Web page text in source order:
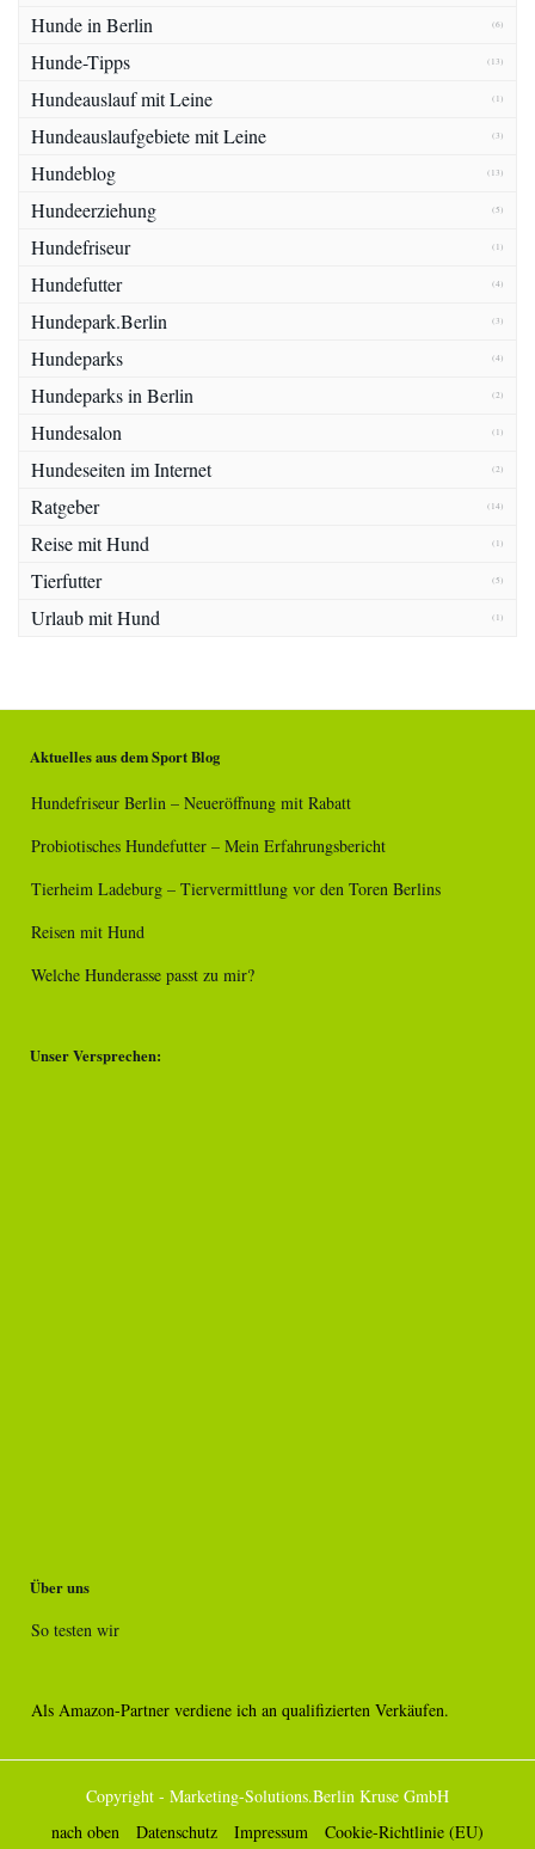
Hunde in Berlin (6)
Hunde-Tipps (13)
Hundeauslauf mit Leine (1)
Hundeauslaufgebiete mit Leine (3)
Hundeblog (13)
Hundeerziehung (5)
Hundefriseur (1)
Hundefutter (4)
Hundepark.Berlin (3)
Hundeparks (4)
Hundeparks in Berlin (2)
Hundesalon (1)
Hundeseiten im Internet (2)
Ratgeber (14)
Reise mit Hund (1)
Tierfutter (5)
Urlaub mit Hund (1)
Aktuelles aus dem Sport Blog
Hundefriseur Berlin – Neueröffnung mit Rabatt
Probiotisches Hundefutter – Mein Erfahrungsbericht
Tierheim Ladeburg – Tiervermittlung vor den Toren Berlins
Reisen mit Hund
Welche Hunderasse passt zu mir?
Unser Versprechen:
Über uns
So testen wir
Als Amazon-Partner verdiene ich an qualifizierten Verkäufen.
Copyright - Marketing-Solutions.Berlin Kruse GmbH
nach oben
Datenschutz Impressum
Cookie-Richtlinie (EU)